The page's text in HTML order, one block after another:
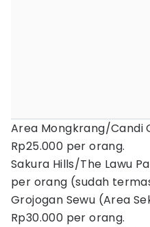
Area Mongkrang/Candi
Rp25.000 per orang.
Sakura Hills/The Lawu
per orang (sudah
Grojogan Sewu (Area
Rp30.000 per orang.